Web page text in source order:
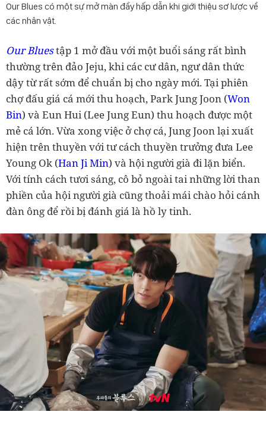
Our Blues có một sự mở màn đầy hấp dẫn khi giới thiệu sơ lược về
các nhân vật.
Our Bluestập 1 mở đầu với một buổi sáng rất bình
thường trên đảo Jeju, khi các cư dân, ngư dân thức
dậy từ rất sớm để chuẩn bị cho ngày mới. Tại phiên
chợ đấu giá cá mới thu hoạch, Park Jung Joon (Won
Bin) và Eun Hui (Lee Jung Eun) thu hoạch được một
mẻ cá lớn. Vừa xong việc ở chợ cá, Jung Joon lại xuất
hiện trên thuyền với tư cách thuyền trưởng đưa Lee
Young Ok (Han Ji Min) và hội người già đi lặn biển.
Với tính cách tươi sáng, cô bỏ ngoài tai những lời than
phiền của hội người già cũng thoải mái chào hỏi cánh
đàn ông để rồi bị đánh giá là hồ ly tinh.